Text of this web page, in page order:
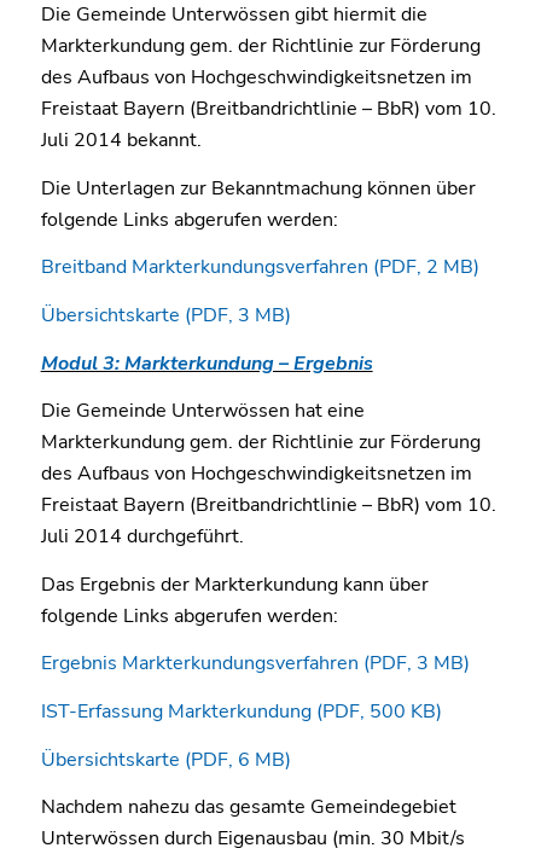
Die Gemeinde Unterwössen gibt hiermit die
Markterkundung gem. der Richtlinie zur Förderung
des Aufbaus von Hochgeschwindigkeitsnetzen im
Freistaat Bayern (Breitbandrichtlinie – BbR) vom 10.
Juli 2014 bekannt.
Die Unterlagen zur Bekanntmachung können über
folgende Links abgerufen werden:
Breitband Markterkundungsverfahren (PDF, 2 MB)
Übersichtskarte (PDF, 3 MB)
Modul 3: Markterkundung – Ergebnis
Die Gemeinde Unterwössen hat eine
Markterkundung gem. der Richtlinie zur Förderung
des Aufbaus von Hochgeschwindigkeitsnetzen im
Freistaat Bayern (Breitbandrichtlinie – BbR) vom 10.
Juli 2014 durchgeführt.
Das Ergebnis der Markterkundung kann über
folgende Links abgerufen werden:
Ergebnis Markterkundungsverfahren (PDF, 3 MB)
IST-Erfassung Markterkundung (PDF, 500 KB)
Übersichtskarte (PDF, 6 MB)
Nachdem nahezu das gesamte Gemeindegebiet
Unterwössen durch Eigenausbau (min. 30 Mbit/s